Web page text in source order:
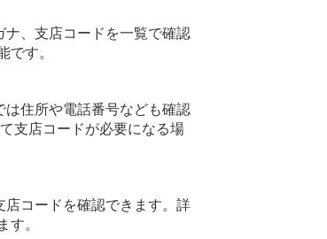
ナ、支店コードを一覧で確認
です。
住所や電話番号なども確認
支店コードが必要になる場
コードを確認できます。詳
す。